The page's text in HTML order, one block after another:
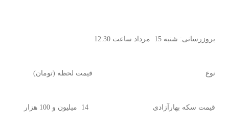
بروزرسانی: شنبه 15 مرداد ساعت 12:30
نوع قیمت لحظه (تومان)
قیمت سکه بهارآزادی